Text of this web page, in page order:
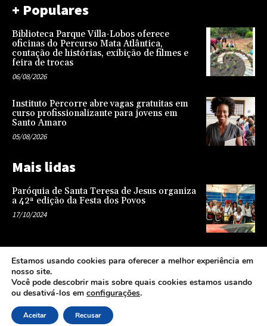
+ Populares
Biblioteca Parque Villa-Lobos oferece
oficinas do Percurso Mata Atlântica,
contação de histórias, exibição de filmes e
feira de trocas
06/08/2026
Instituto Percorre abre vagas gratuitas em
curso profissionalizante para jovens em
Santo Amaro
05/08/2026
Mais lidas
Paróquia de Santa Teresa de Jesus organiza
a 42ª edição da Festa dos Povos
17/10/2024
Representatividade na infância: o papel da
escola na formação de uma sociedade mais
justa e equitativa
26/04/2024
Estamos usando cookies para oferecer a melhor experiência em
nosso site.
Você pode descobrir mais sobre quais cookies estamos usando
ou desativá-los em configurações.
Aceitar Recusar